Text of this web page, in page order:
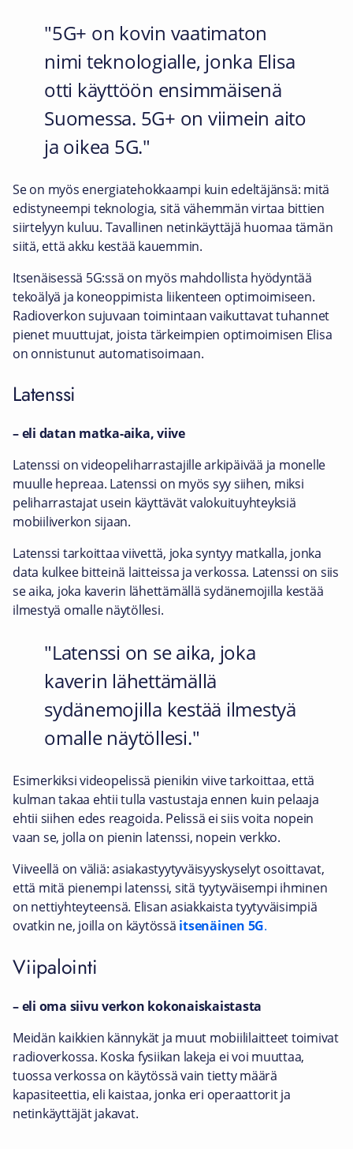
5G+ on kovin vaatimaton
nimi teknologialle, jonka Elisa
otti käyttöön ensimmäisenä
Suomessa. 5G+ on viimein aito
ja oikea 5G.
Se on myös energiatehokkaampi kuin edeltäjänsä: mitä
edistyneempi teknologia, sitä vähemmän virtaa bittien
siirtelyyn kuluu. Tavallinen netinkäyttäjä huomaa tämän
siitä, että akku kestää kauemmin.
Itsenäisessä 5G:ssä on myös mahdollista hyödyntää
tekoälyä ja koneoppimista liikenteen optimoimiseen.
Radioverkon sujuvaan toimintaan vaikuttavat tuhannet
pienet muuttujat, joista tärkeimpien optimoimisen Elisa
on onnistunut automatisoimaan.
Latenssi
– eli datan matka-aika, viive
Latenssi on videopeliharrastajille arkipäivää ja monelle
muulle hepreaa. Latenssi on myös syy siihen, miksi
peliharrastajat usein käyttävät valokuituyhteyksiä
mobiiliverkon sijaan.
Latenssi tarkoittaa viivettä, joka syntyy matkalla, jonka
data kulkee bitteinä laitteissa ja verkossa. Latenssi on siis
se aika, joka kaverin lähettämällä sydänemojilla kestää
ilmestyä omalle näytöllesi.
Latenssi on se aika, joka
kaverin lähettämällä
sydänemojilla kestää ilmestyä
omalle näytöllesi.
Esimerkiksi videopelissä pienikin viive tarkoittaa, että
kulman takaa ehtii tulla vastustaja ennen kuin pelaaja
ehtii siihen edes reagoida. Pelissä ei siis voita nopein
vaan se, jolla on pienin latenssi, nopein verkko.
Viiveellä on väliä: asiakastyytyväisyyskyselyt osoittavat,
että mitä pienempi latenssi, sitä tyytyväisempi ihminen
on nettiyhteyteensä. Elisan asiakkaista tyytyväisimpiä
ovatkin ne, joilla on käytössä itsenäinen 5G.
Viipalointi
– eli oma siivu verkon kokonaiskaistasta
Meidän kaikkien kännykät ja muut mobiililaitteet toimivat
radioverkossa. Koska fysiikan lakeja ei voi muuttaa,
tuossa verkossa on käytössä vain tietty määrä
kapasiteettia, eli kaistaa, jonka eri operaattorit ja
netinkäyttäjät jakavat.